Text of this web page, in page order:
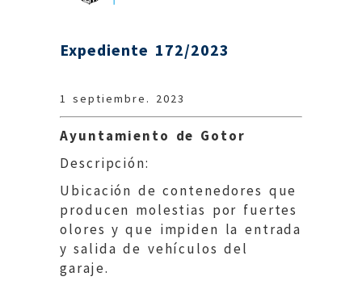
Expediente 172/2023
1 septiembre. 2023
Ayuntamiento de Gotor
Descripción:
Ubicación de contenedores que
producen molestias por fuertes
olores y que impiden la entrada
y salida de vehículos del
garaje.